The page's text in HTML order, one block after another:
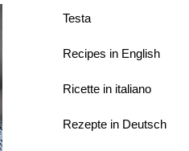
Testa
Recipes in English
Ricette in italiano
Rezepte in Deutsch